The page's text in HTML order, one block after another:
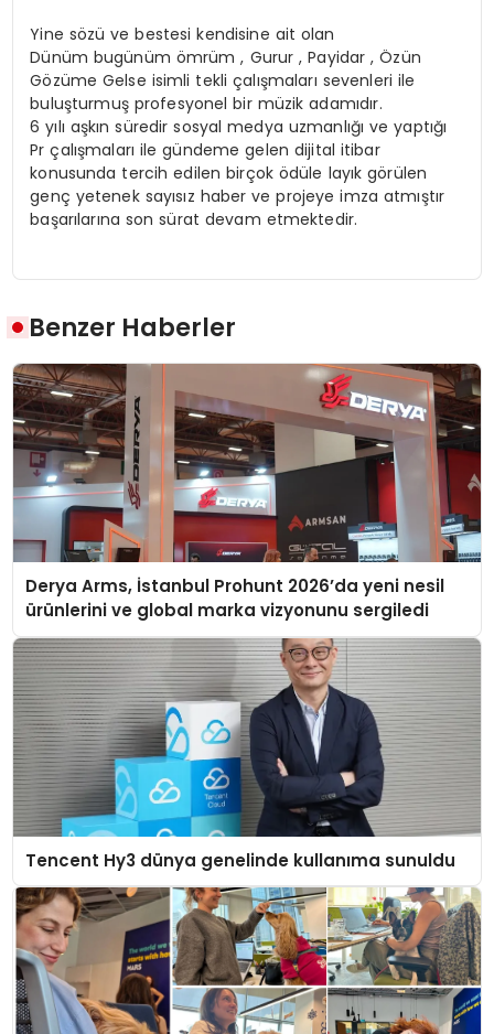
Yine sözü ve bestesi kendisine ait olan
Dünüm bugünüm ömrüm , Gurur , Payidar , Özün
Gözüme Gelse isimli tekli çalışmaları sevenleri ile
buluşturmuş profesyonel bir müzik adamıdır.
6 yılı aşkın süredir sosyal medya uzmanlığı ve yaptığı
Pr çalışmaları ile gündeme gelen dijital itibar
konusunda tercih edilen birçok ödüle layık görülen
genç yetenek sayısız haber ve projeye imza atmıştır
başarılarına son sürat devam etmektedir.
Benzer Haberler
Derya Arms, İstanbul Prohunt 2026’da yeni nesil
ürünlerini ve global marka vizyonunu sergiledi
Tencent Hy3 dünya genelinde kullanıma sunuldu